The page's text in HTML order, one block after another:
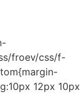
froev/css/f-
12px 10px